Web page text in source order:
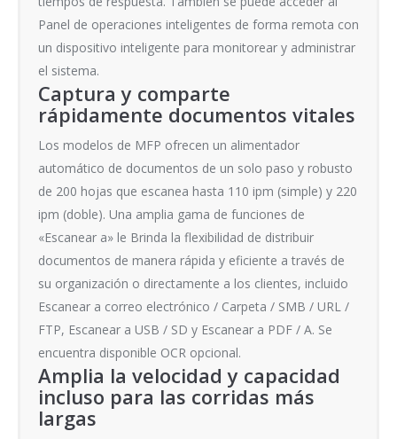
Panel de operaciones inteligentes de forma remota con
un dispositivo inteligente para monitorear y administrar
el sistema.
Captura y comparte
rápidamente documentos vitales
Los modelos de MFP ofrecen un alimentador
automático de documentos de un solo paso y robusto
de 200 hojas que escanea hasta 110 ipm (simple) y 220
ipm (doble). Una amplia gama de funciones de
«Escanear a» le Brinda la flexibilidad de distribuir
documentos de manera rápida y eficiente a través de
su organización o directamente a los clientes, incluido
Escanear a correo electrónico / Carpeta / SMB / URL /
FTP, Escanear a USB / SD y Escanear a PDF / A. Se
encuentra disponible OCR opcional.
Amplia la velocidad y capacidad
incluso para las corridas más
largas